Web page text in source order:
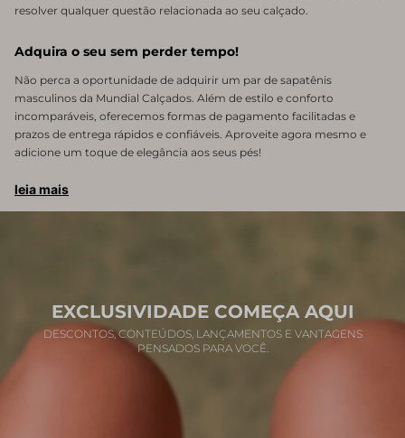
resolver qualquer questão relacionada ao seu calçado.
Adquira o seu sem perder tempo!
Não perca a oportunidade de adquirir um par de sapatênis
masculinos da Mundial Calçados. Além de estilo e conforto
incomparáveis, oferecemos formas de pagamento facilitadas e
prazos de entrega rápidos e confiáveis. Aproveite agora mesmo e
adicione um toque de elegância aos seus pés!
leia mais
EXCLUSIVIDADE COMEÇA AQUI
DESCONTOS, CONTEÚDOS, LANÇAMENTOS E VANTAGENS
PENSADOS PARA VOCÊ.